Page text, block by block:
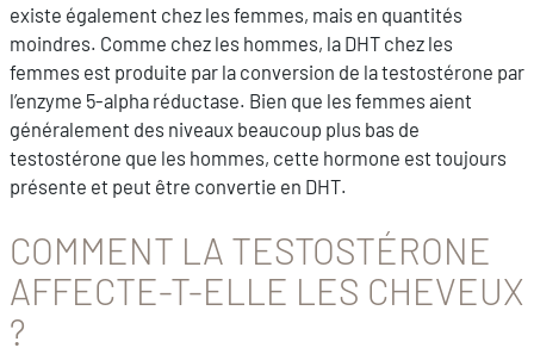
existe également chez les femmes, mais en quantités
moindres. Comme chez les hommes, la DHT chez les
femmes est produite par la conversion de la testostérone par
l’enzyme 5-alpha réductase. Bien que les femmes aient
généralement des niveaux beaucoup plus bas de
testostérone que les hommes, cette hormone est toujours
présente et peut être convertie en DHT.
COMMENT LA TESTOSTÉRONE
AFFECTE-T-ELLE LES CHEVEUX
?